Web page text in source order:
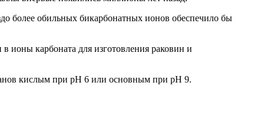
более обильных бикарбонатных ионов обеспечило бы
ионы карбоната для изготовления раковин и
кислым при pH 6 или основным при pH 9.